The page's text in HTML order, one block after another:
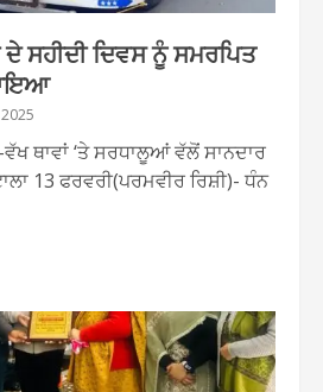
ਦੇ ਸਹੀਦੀ ਦਿਵਸ ਨੂੰ ਸਮਰਪਿਤ
ਥਾਵਾਂ ‘ਤੇ ਸਰਧਾਲੂਆਂ ਵੱਲੋਂ ਸਾਨਦਾਰ
13 ਫਰਵਰੀ(ਪਰਮਵੀਰ ਰਿਸ਼ੀ)- ਧੰਨ